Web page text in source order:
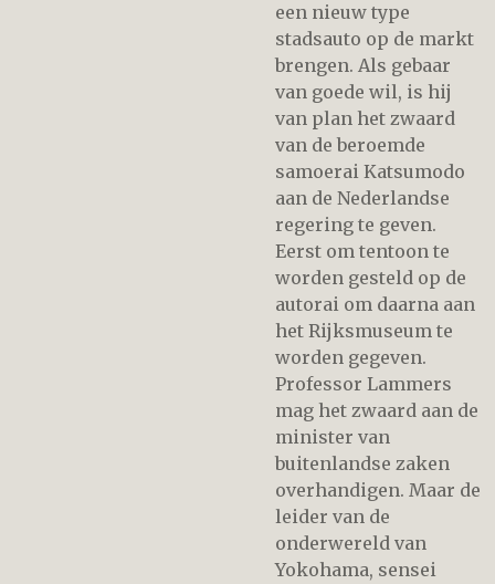
een nieuw type
stadsauto op de markt
brengen. Als gebaar
van goede wil, is hij
van plan het zwaard
van de beroemde
samoerai Katsumodo
aan de Nederlandse
regering te geven.
Eerst om tentoon te
worden gesteld op de
autorai om daarna aan
het Rijksmuseum te
worden gegeven.
Professor Lammers
mag het zwaard aan de
minister van
buitenlandse zaken
overhandigen. Maar de
leider van de
onderwereld van
Yokohama, sensei